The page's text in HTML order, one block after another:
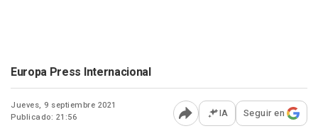
Europa Press Internacional
Jueves, 9 septiembre 2021
Publicado: 21:56
Abrir opciones para
IA Seguir en